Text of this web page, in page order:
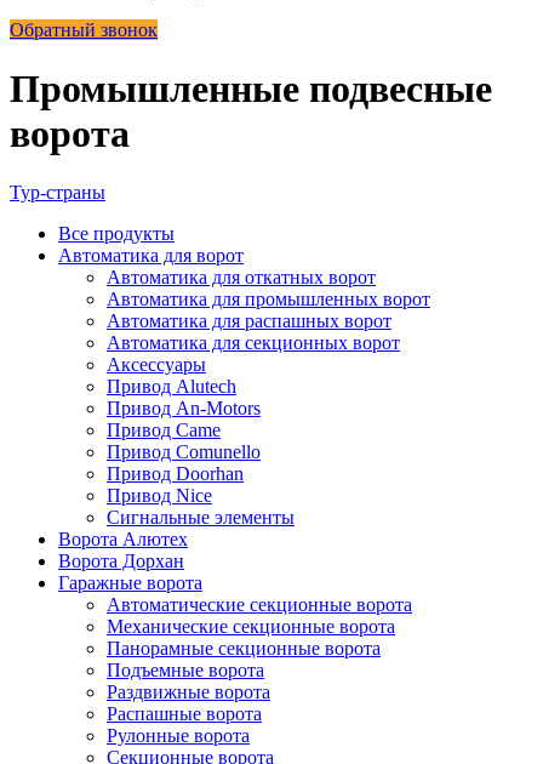
Обратный звонок
Промышленные подвесные
ворота
Тур-страны
Все продукты
Автоматика для ворот
Автоматика для откатных ворот
Автоматика для промышленных ворот
Автоматика для распашных ворот
Автоматика для секционных ворот
Аксессуары
Привод Alutech
Привод An-Motors
Привод Came
Привод Comunello
Привод Doorhan
Привод Nice
Сигнальные элементы
Ворота Алютех
Ворота Дорхан
Гаражные ворота
Автоматические секционные ворота
Механические секционные ворота
Панорамные секционные ворота
Подъемные ворота
Раздвижные ворота
Распашные ворота
Рулонные ворота
Секционные ворота